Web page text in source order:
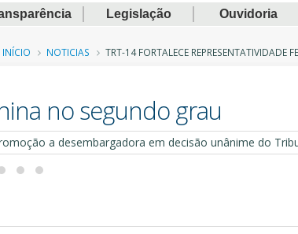
Legislação Ouvidoria
Trilha
navegação
INÍCIO NOTICIAS TRT-14 FORTALECE REPRESENTATIVIDADE
no segundo grau